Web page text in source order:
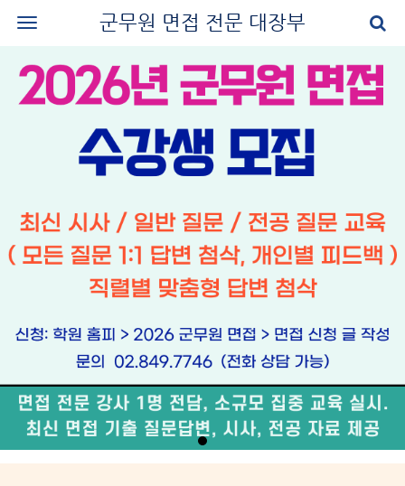
군무원 면접 전문 대장부
로그인
회원가입
나의 강의실
군무원 면접 후기